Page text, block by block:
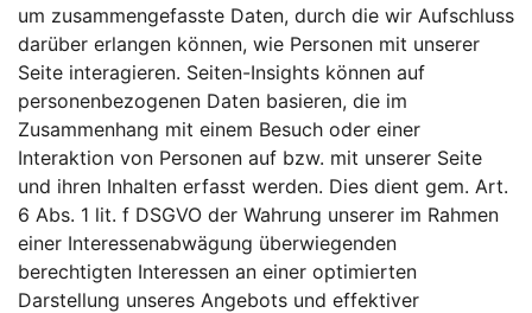
um zusammengefasste Daten, durch die wir Aufschluss
darüber erlangen können, wie Personen mit unserer
Seite interagieren. Seiten-Insights können auf
personenbezogenen Daten basieren, die im
Zusammenhang mit einem Besuch oder einer
Interaktion von Personen auf bzw. mit unserer Seite
und ihren Inhalten erfasst werden. Dies dient gem. Art.
6 Abs. 1 lit. f DSGVO der Wahrung unserer im Rahmen
einer Interessenabwägung überwiegenden
berechtigten Interessen an einer optimierten
Darstellung unseres Angebots und effektiver